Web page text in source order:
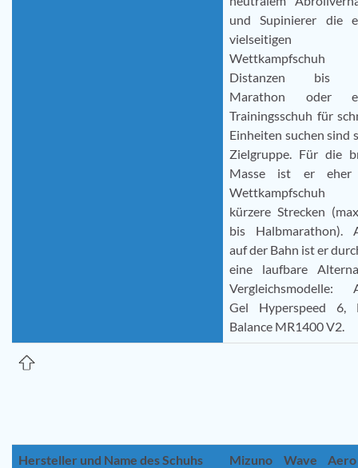
und Supinierer die
vielseitigen
Distanzen bis
Marathon oder
Trainingsschuh für
Einheiten suchen sind
Zielgruppe. Für die
Masse ist er eher
kürzere Strecken
bis Halbmarathon).
auf der Bahn ist er
eine laufbare
Vergleichsmodelle:
Gel Hyperspeed 6,
Balance MR1400 V2.
Hersteller und Name des Schuhs
Mizuno Wave